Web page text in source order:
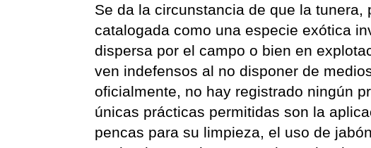
Se da la circunstancia de que la
catalogada como una especie exótica
dispersa por el campo o bien en
ven indefensos al no disponer de
oficialmente, no hay registrado ningún
únicas prácticas permitidas son la
pencas para su limpieza, el uso de